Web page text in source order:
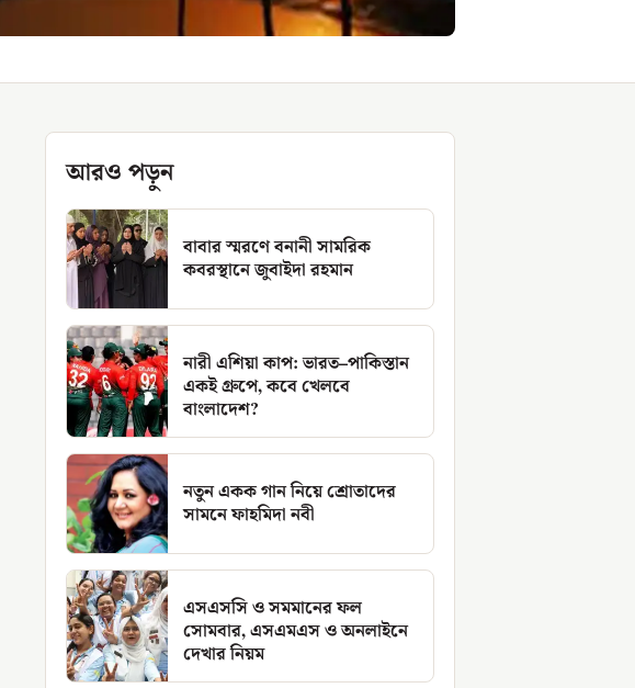
আরও পড়ুন
বাবার স্মরণে বনানী সামরিক
কবরস্থানে জুবাইদা রহমান
নারী এশিয়া কাপ: ভারত–পাকিস্তান
একই গ্রুপে, কবে খেলবে
বাংলাদেশ?
নতুন একক গান নিয়ে শ্রোতাদের
সামনে ফাহমিদা নবী
এসএসসি ও সমমানের ফল
সোমবার, এসএমএস ও অনলাইনে
দেখার নিয়ম